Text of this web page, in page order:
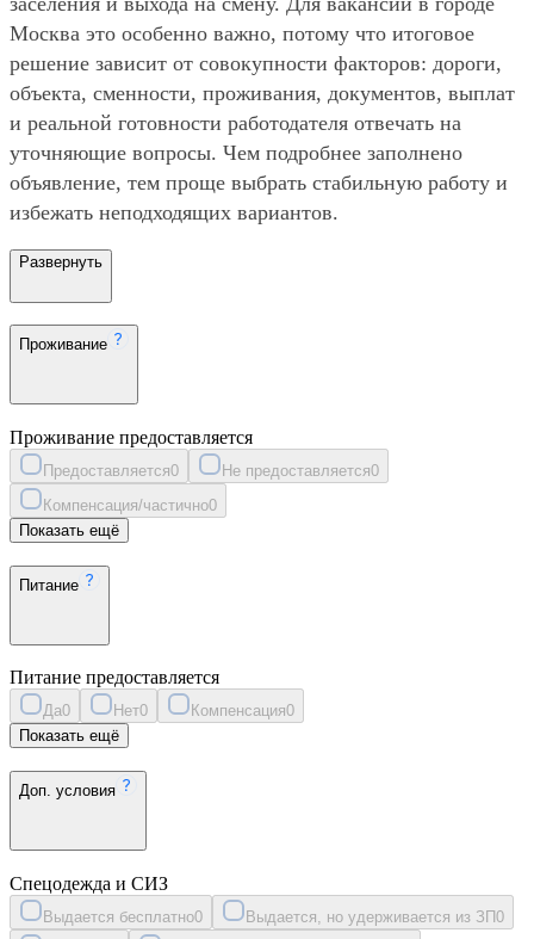
Москва это особенно важно, потому что итоговое
решение зависит от совокупности факторов: дороги,
объекта, сменности, проживания, документов, выплат
и реальной готовности работодателя отвечать на
уточняющие вопросы. Чем подробнее заполнено
объявление, тем проще выбрать стабильную работу и
избежать неподходящих вариантов.
Развернуть
Проживание
Проживание предоставляется
Предоставляется0 Не предоставляется0
Компенсация/частично0
Показать ещё
Питание
Питание предоставляется
Да0 Нет0 Компенсация0
Показать ещё
Доп. условия
Спецодежда и СИЗ
Выдается бесплатно0 Выдается, но удерживается из ЗП0